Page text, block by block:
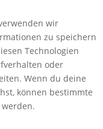
wir
zu speichern
Technologien
oder
Wenn du deine
können bestimmte